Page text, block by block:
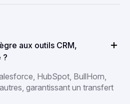
aux outils CRM,
?
HubSpot, BullHorn,
garantissant un transfert